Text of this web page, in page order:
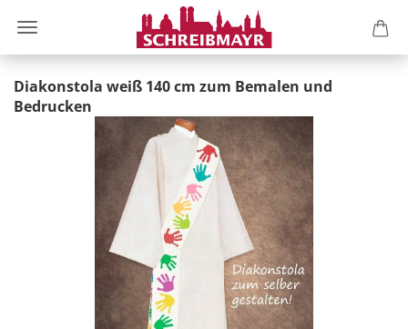
Diakonstola weiß 140 cm zum Bemalen und
Bedrucken